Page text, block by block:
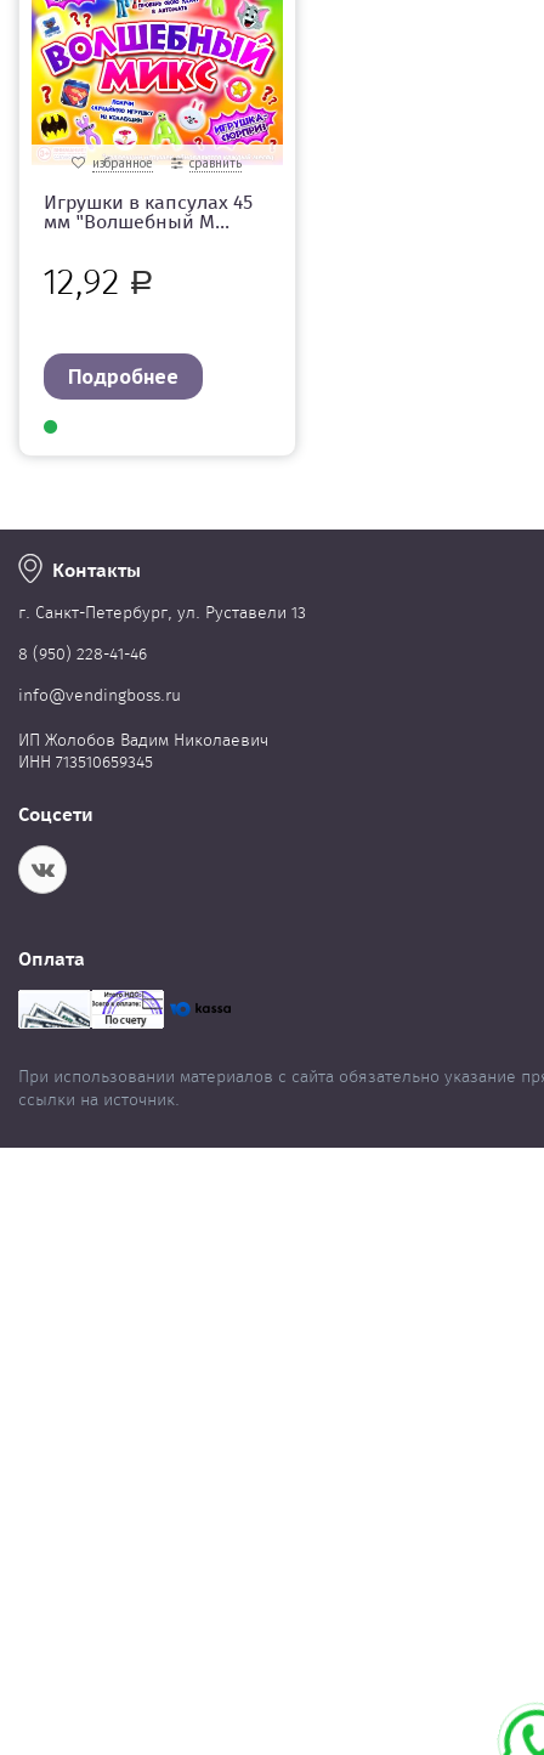
избранное сравнить
Игрушки в капсулах 45
мм "Волшебный М...
12,92 Р
Подробнее
Контакты
г. Cанкт-Петербург, ул. Руставели 13
8 (950) 228-41-46
info@vendingboss.ru
ИП Жолобов Вадим Николаевич
ИНН 713510659345
Соцсети
Оплата
При использовании материалов с сайта обязательно указание
ссылки на источник.